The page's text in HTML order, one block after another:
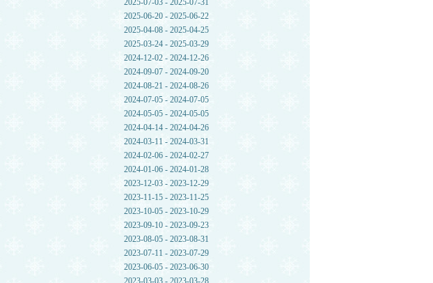
2025-07-03 - 2025-07-31
2025-06-20 - 2025-06-22
2025-04-08 - 2025-04-25
2025-03-24 - 2025-03-29
2024-12-02 - 2024-12-26
2024-09-07 - 2024-09-20
2024-08-21 - 2024-08-26
2024-07-05 - 2024-07-05
2024-05-05 - 2024-05-05
2024-04-14 - 2024-04-26
2024-03-11 - 2024-03-31
2024-02-06 - 2024-02-27
2024-01-06 - 2024-01-28
2023-12-03 - 2023-12-29
2023-11-15 - 2023-11-25
2023-10-05 - 2023-10-29
2023-09-10 - 2023-09-23
2023-08-05 - 2023-08-31
2023-07-11 - 2023-07-29
2023-06-05 - 2023-06-30
2023-03-03 - 2023-03-28